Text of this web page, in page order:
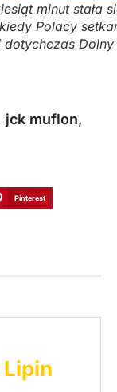
minut stała
Polacy
Dolny
jck muflon,
Pinterest